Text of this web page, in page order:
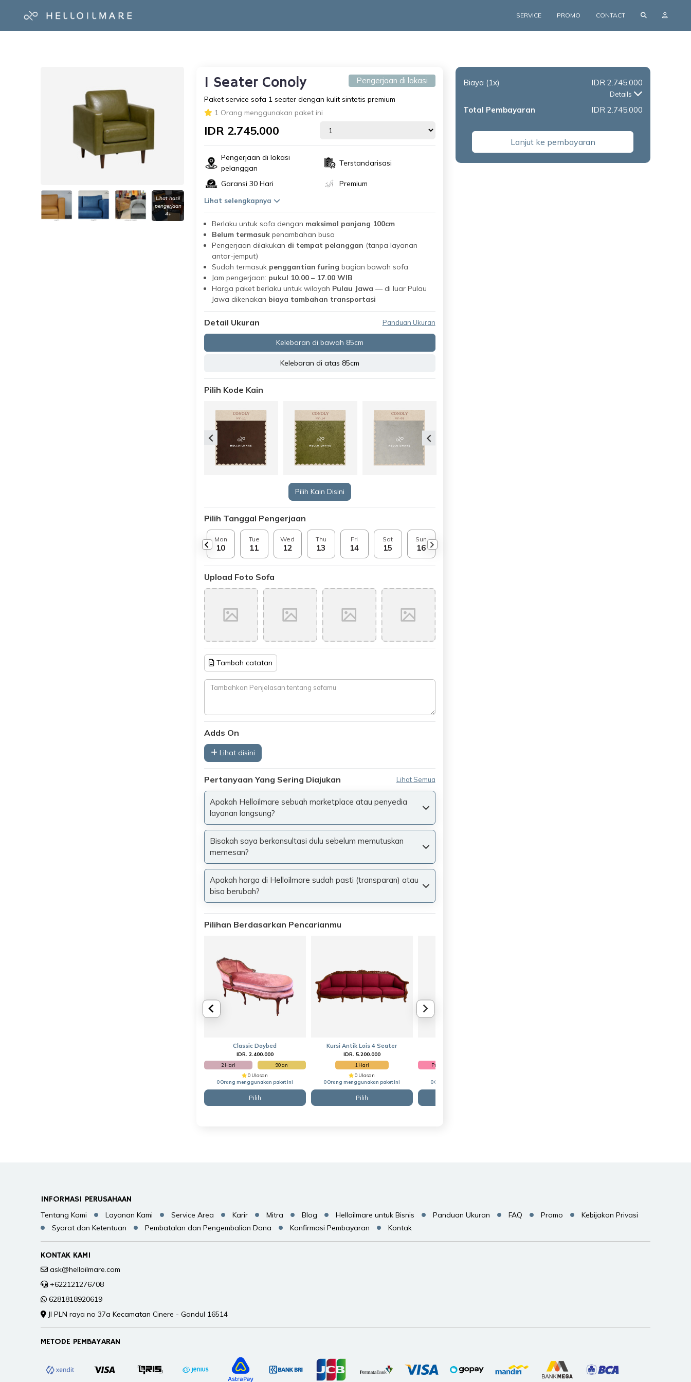
SERVICE PROMO CONTACT
Lihat hasil
pengerjaan
4+
1 Seater Conoly Pengerjaan di lokasi
Paket service sofa 1 seater dengan kulit sintetis premium
1 Orang menggunakan paket ini
IDR 2.745.000
Pengerjaan di lokasi
pelanggan
Terstandarisasi
Garansi 30 Hari Premium
Lihat selengkapnya
Berlaku untuk sofa dengan maksimal panjang 100cm
Belum termasukpenambahan busa
Pengerjaan dilakukan di tempat pelanggan (tanpa layanan
antar-jemput)
Sudah termasuk penggantian furing bagian bawah sofa
Jam pengerjaan: pukul 10.00 – 17.00 WIB
Harga paket berlaku untuk wilayah Pulau Jawa — di luar Pulau
Jawa dikenakan biaya tambahan transportasi
Detail Ukuran Panduan Ukuran
Kelebaran di bawah 85cm
Kelebaran di atas 85cm
Pilih Kode Kain
Pilih Kain Disini
Pilih Tanggal Pengerjaan
Mon
10
Tue
11
Wed
12
Thu
13
Fri
14
Sat
15
Sun
16
Upload Foto Sofa
Tambah catatan
Adds On
Lihat disini
Pertanyaan Yang Sering Diajukan Lihat Semua
Apakah Helloilmare sebuah marketplace atau penyedia
layanan langsung?
Bisakah saya berkonsultasi dulu sebelum memutuskan
memesan?
Apakah harga di Helloilmare sudah pasti (transparan) atau
bisa berubah?
Pilihan Berdasarkan Pencarianmu
Classic Daybed
IDR. 2.400.000
2 Hari
90'an
0 Ulasan
0 Orang menggunakan paket ini
Pilih
Kursi Antik Lois 4 Seater
IDR. 5.200.000
1 Hari
0 Ulasan
0 Orang menggunakan paket ini
Pilih
Premium
0 Orang menggunakan paket ini
Biaya (1x) IDR 2.745.000
Details
Total Pembayaran IDR 2.745.000
Lanjut ke pembayaran
INFORMASI PERUSAHAAN
Tentang Kami Layanan Kami Service Area Karir Mitra Blog Helloilmare untuk Bisnis Panduan Ukuran FAQ Promo
Kebijakan Privasi
Syarat dan Ketentuan
Pembatalan dan Pengembalian Dana Konfirmasi Pembayaran Kontak
KONTAK KAMI
ask@helloilmare.com
+622121276708
6281818920619
Jl PLN raya no 37a Kecamatan Cinere - Gandul 16514
METODE PEMBAYARAN